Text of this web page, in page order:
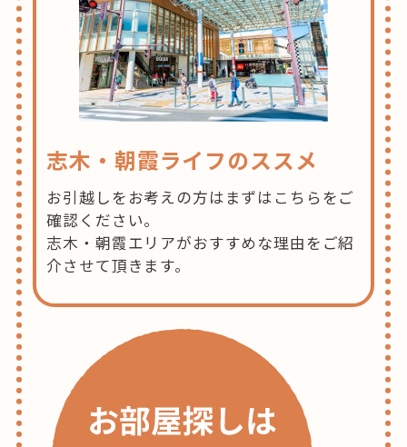
志木・朝霞ライフのススメ
お引越しをお考えの方はまずはこちらをご
確認ください。
志木・朝霞エリアがおすすめな理由をご紹
介させて頂きます。